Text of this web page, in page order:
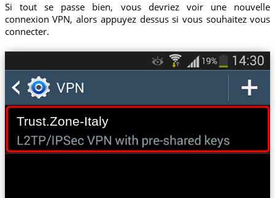
Si tout se passe bien, vous devriez voir une nouvelle
connexion VPN, alors appuyez dessus si vous souhaitez vous
connecter.
Trust.Zone-Italy